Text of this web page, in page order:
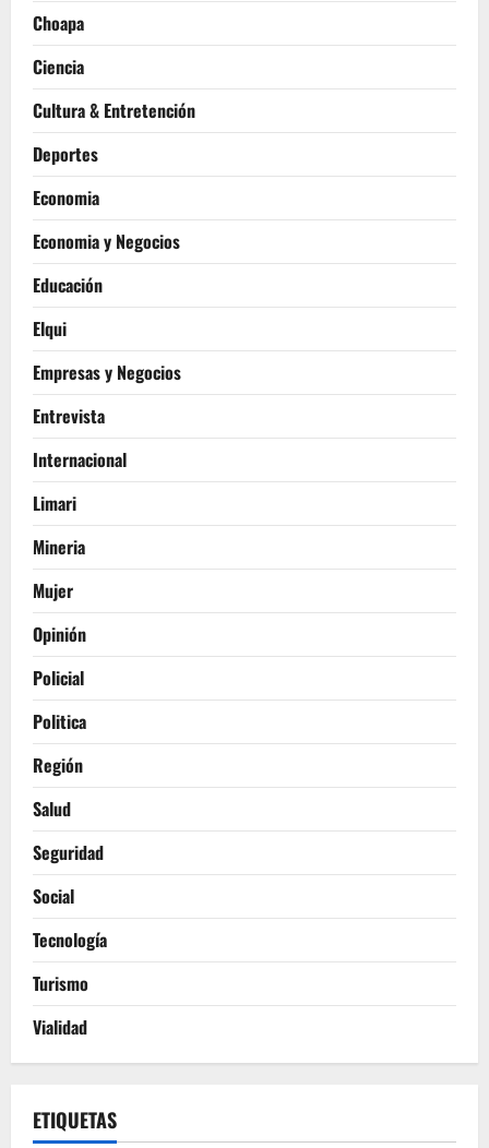
Choapa
Ciencia
Cultura & Entretención
Deportes
Economia
Economia y Negocios
Educación
Elqui
Empresas y Negocios
Entrevista
Internacional
Limari
Mineria
Mujer
Opinión
Policial
Politica
Región
Salud
Seguridad
Social
Tecnología
Turismo
Vialidad
ETIQUETAS